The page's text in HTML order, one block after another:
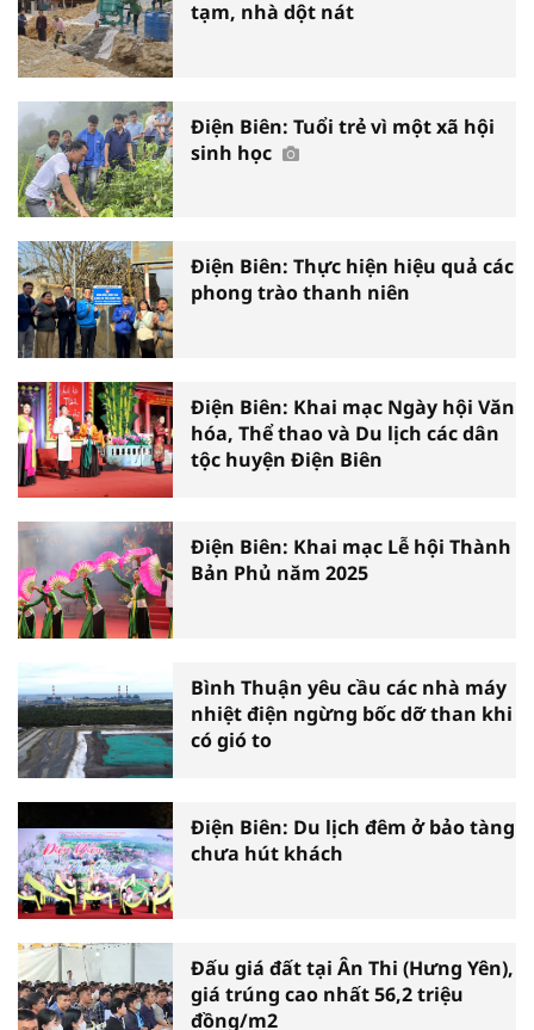
tạm, nhà dột nát
Điện Biên: Tuổi trẻ vì một xã hội
sinh học
Điện Biên: Thực hiện hiệu quả các
phong trào thanh niên
Điện Biên: Khai mạc Ngày hội Văn
hóa, Thể thao và Du lịch các dân
tộc huyện Điện Biên
Điện Biên: Khai mạc Lễ hội Thành
Bản Phủ năm 2025
Bình Thuận yêu cầu các nhà máy
nhiệt điện ngừng bốc dỡ than khi
có gió to
Điện Biên: Du lịch đêm ở bảo tàng
chưa hút khách
Đấu giá đất tại Ân Thi (Hưng Yên),
giá trúng cao nhất 56,2 triệu
đồng/m2